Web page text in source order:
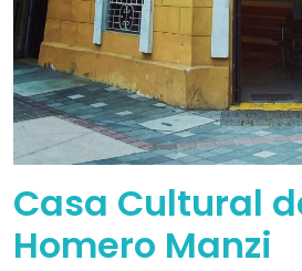
Casa Cultural
Homero Manzi